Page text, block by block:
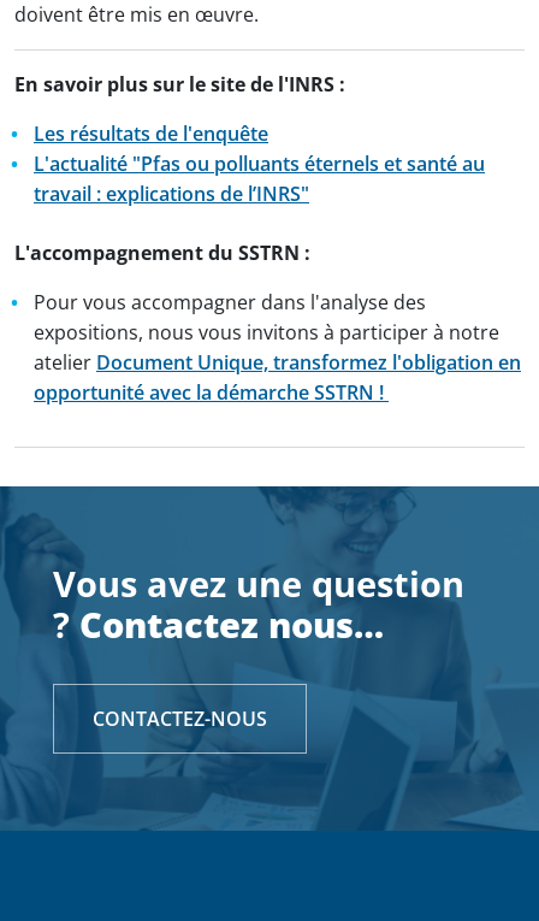
doivent être mis en œuvre.
En savoir plus sur le site de l'INRS :
Les résultats de l'enquête
L'actualité "Pfas ou polluants éternels et santé au
travail : explications de l’INRS"
L'accompagnement du SSTRN :
Pour vous accompagner dans l'analyse des
expositions, nous vous invitons à participer à notre
atelier Document Unique, transformez l'obligation en
opportunité avec la démarche SSTRN !
Vous avez une question
?Contactez nous…
CONTACTEZ-NOUS